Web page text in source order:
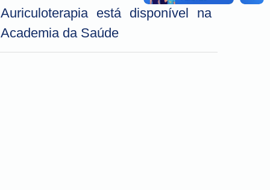
Auriculoterapia está disponível na
Academia da Saúde